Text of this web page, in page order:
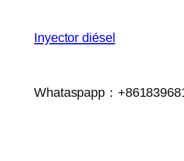
Inyector diésel
Whataspapp：